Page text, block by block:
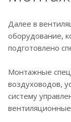
Далее в
оборудование,
подготовлено
Монтажные
воздуховодов,
систему